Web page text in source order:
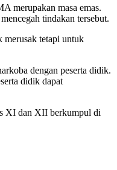
merupakan masa emas.
tindakan tersebut.
merusak tetapi untuk
dengan peserta didik.
didik dapat
XI dan XII berkumpul di